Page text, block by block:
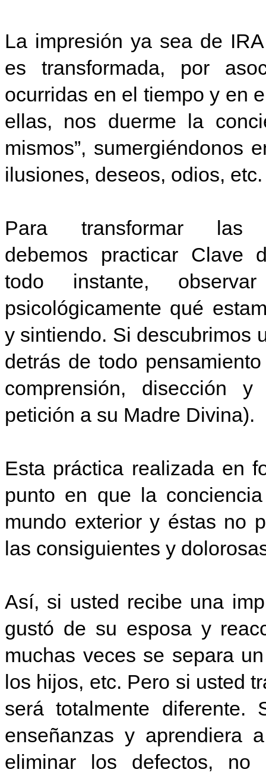
La impresión ya sea de
es transformada, por
ocurridas en el tiempo y en
ellas, nos duerme la
mismos”, sumergiéndonos
ilusiones, deseos, odios, etc.
Para transformar las
debemos practicar Clave
todo instante,
psicológicamente qué
y sintiendo. Si descubrimos
detrás de todo
comprensión, disección
petición a su Madre Divina).
Esta práctica realizada en
punto en que la
mundo exterior y éstas no
las consiguientes y
Así, si usted recibe una
gustó de su esposa y
muchas veces se separa
los hijos, etc. Pero si usted
será totalmente diferente.
enseñanzas y aprendiera
eliminar los defectos,